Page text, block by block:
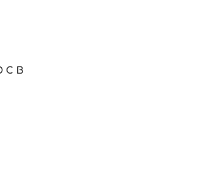
C B